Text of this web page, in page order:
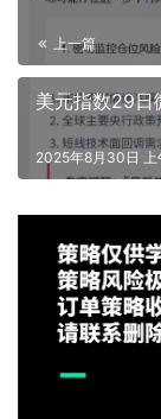
上一篇
美元指数29日
2025年8月30日